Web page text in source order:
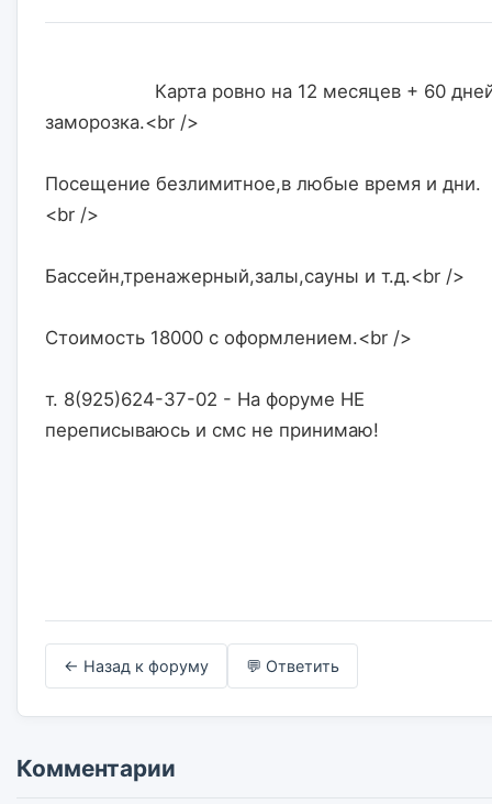
заморозка.<br />
Посещение безлимитное,в любые время и дни.
<br />
Бассейн,тренажерный,залы,сауны и т.д.<br />
Стоимость 18000 с оформлением.<br />
т. 8(925)624-37-02 - На форуме НЕ
переписываюсь и смс не принимаю!
← Назад к форуму 💬 Ответить
Комментарии